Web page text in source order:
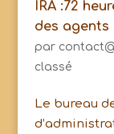
IRA :72
des agents
par
classé
Le bureau